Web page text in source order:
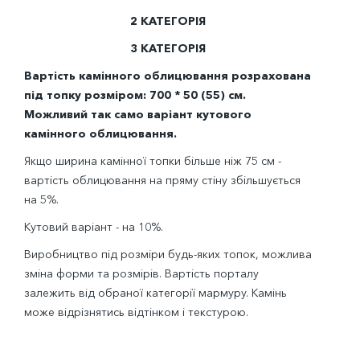
2 КАТЕГОРІЯ
3 КАТЕГОРІЯ
Вартість камінного облицювання розрахована
під топку розміром: 700 * 50 (55) см.
Можливий так само варіант кутового
камінного облицювання.
Якщо ширина камінної топки більше ніж 75 см -
вартість облицювання на пряму стіну збільшується
на 5%.
Кутовий варіант - на 10%.
Виробництво під розміри будь-яких топок, можлива
зміна форми та розмірів. Вартість порталу
залежить від обраної категорії мармуру. Камінь
може відрізнятись відтінком і текстурою.